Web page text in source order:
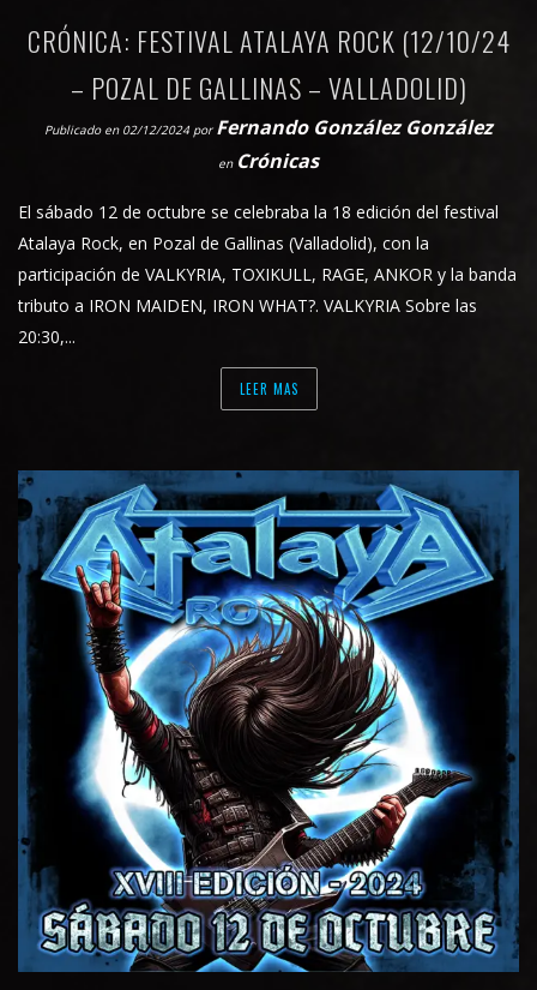
CRÓNICA: FESTIVAL ATALAYA ROCK (12/10/24
– POZAL DE GALLINAS – VALLADOLID)
Publicado en 02/12/2024 por Fernando González González
en Crónicas
El sábado 12 de octubre se celebraba la 18 edición del festival
Atalaya Rock, en Pozal de Gallinas (Valladolid), con la
participación de VALKYRIA, TOXIKULL, RAGE, ANKOR y la banda
tributo a IRON MAIDEN, IRON WHAT?. VALKYRIA Sobre las
20:30,...
LEER MAS